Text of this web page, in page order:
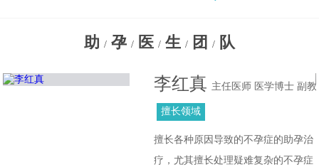
助 / 孕 / 医 / 生 / 团 / 队
李红真 主任医师 医学博士 副教
授擅长领域
擅长各种原因导致的不孕症的助孕治
疗，尤其擅长处理疑难复杂的不孕症